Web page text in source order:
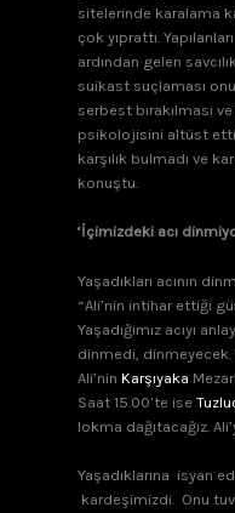
sitelerinde karalama
çok yıprattı.
ardından gelen
suikast suçlaması
serbest bırakılması
psikolojisini altüst
karşılık bulmadı ve
konuştu.
‘İçimizdeki acı
Yaşadıkları acının
“Ali’nin intihar ettiği
Yaşadığımız acıyı
dinmedi, dinmeyecek.
Ali’nin Karşıyaka
Saat 15.00’te ise
lokma dağıtacağız.
Yaşadıklarına isyan
kardeşimizdi. Onu